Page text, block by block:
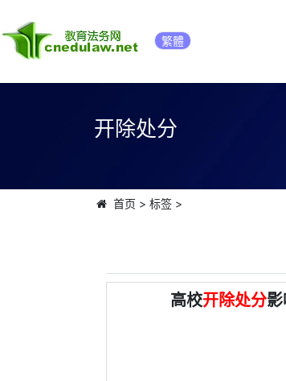
繁體
开除处分
首页 > 标签>
高校开除处分